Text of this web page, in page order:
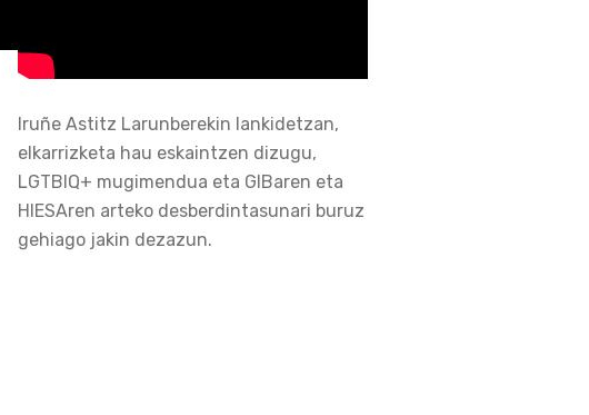
Iruñe Astitz Larunberekin lankidetzan,
elkarrizketa hau eskaintzen dizugu,
LGTBIQ+ mugimendua eta GIBaren eta
HIESAren arteko desberdintasunari buruz
gehiago jakin dezazun.